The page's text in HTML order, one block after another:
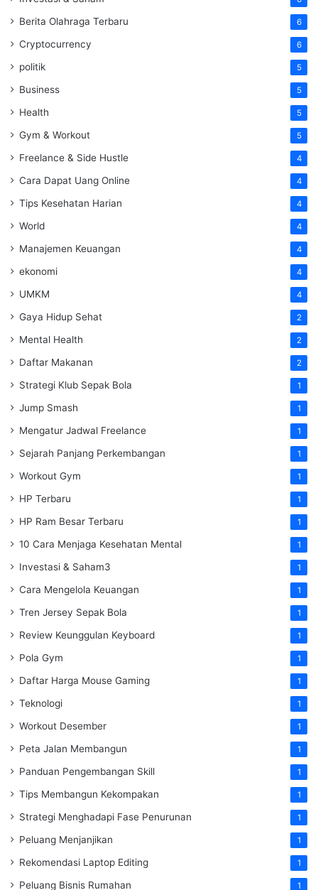
Berita Olahraga Terbaru 6
Cryptocurrency 6
politik 5
Business 5
Health 5
Gym & Workout 5
Freelance & Side Hustle 4
Cara Dapat Uang Online 4
Tips Kesehatan Harian 4
World 4
Manajemen Keuangan 4
ekonomi 4
UMKM 4
Gaya Hidup Sehat 2
Mental Health 2
Daftar Makanan 2
Strategi Klub Sepak Bola 1
Jump Smash 1
Mengatur Jadwal Freelance 1
Sejarah Panjang Perkembangan 1
Workout Gym 1
HP Terbaru 1
HP Ram Besar Terbaru 1
10 Cara Menjaga Kesehatan Mental 1
Investasi & Saham3 1
Cara Mengelola Keuangan 1
Tren Jersey Sepak Bola 1
Review Keunggulan Keyboard 1
Pola Gym 1
Daftar Harga Mouse Gaming 1
Teknologi 1
Workout Desember 1
Peta Jalan Membangun 1
Panduan Pengembangan Skill 1
Tips Membangun Kekompakan 1
Strategi Menghadapi Fase Penurunan 1
Peluang Menjanjikan 1
Rekomendasi Laptop Editing 1
Peluang Bisnis Rumahan 1